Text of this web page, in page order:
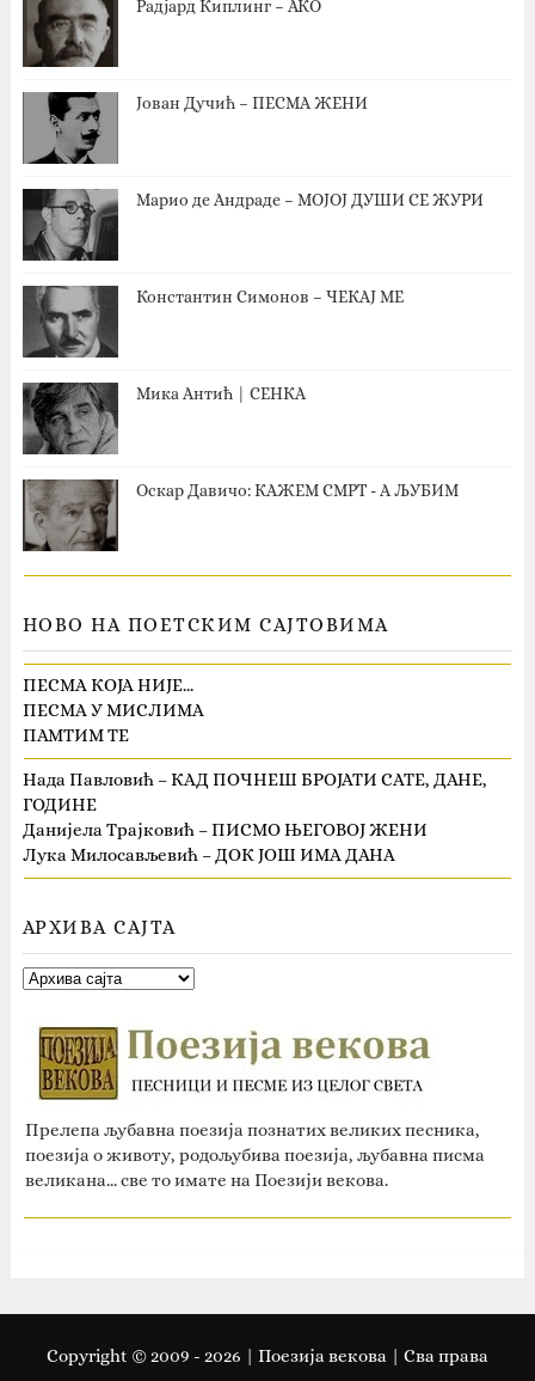
Радјард Киплинг – АКО
Јован Дучић – ПЕСМА ЖЕНИ
Марио де Андраде – МОЈОЈ ДУШИ СЕ ЖУРИ
Константин Симонов – ЧЕКАЈ МЕ
Мика Антић | СЕНКА
Оскар Давичо‎: КАЖЕМ СМРТ - А ЉУБИМ
НОВО НА ПОЕТСКИМ САЈТОВИМА
ПЕСМА КОЈА НИЈЕ…
ПЕСМА У МИСЛИМА
ПАМТИМ ТЕ
Нада Павловић – КАД ПОЧНЕШ БРОЈАТИ САТЕ, ДАНЕ,
ГОДИНЕ
Данијела Трајковић – ПИСМО ЊЕГОВОЈ ЖЕНИ
Лука Милосављевић – ДОК ЈОШ ИМА ДАНА
АРХИВА САЈТА
Прелепа љубавна поезија познатих великих песника,
поезија о животу, родољубива поезија, љубавна писма
великана... све то имате на Поезији векова.
Copyright © 2009 - 2026 | Поезија векова | Сва права